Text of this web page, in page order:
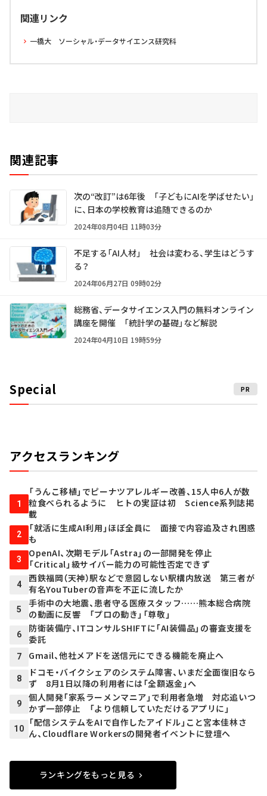
関連リンク
一橋大 ソーシャル・データサイエンス研究科
関連記事
次の“改訂”は6年後 「子どもにAIを学ばせたい」
に、日本の学校教育は追随できるのか
2024年08月04日 11時03分
不足する「AI人材」 社会は変わる、学生はどうす
る？
2024年06月27日 09時02分
総務省、データサイエンス入門の無料オンライン
講座を開催 「統計学の基礎」など解説
2024年04月10日 19時59分
Special PR
アクセスランキング
1
「うんこ移植」でピーナツアレルギー改善、15人中6人が数
粒食べられるように ヒトの実証は初 Science系列誌掲
載
2
「就活に生成AI利用」ほぼ全員に 面接で内容追及され困惑
も
3
OpenAI、次期モデル「Astra」の一部開発を停止
「Critical」級サイバー能力の可能性否定できず
4
西鉄福岡（天神）駅などで意図しない駅構内放送 第三者が
有名YouTuberの音声を不正に流したか
5
手術中の大地震、患者守る医療スタッフ……熊本総合病院
の動画に反響 「プロの動き」「尊敬」
6
防衛装備庁、ITコンサルSHIFTに「AI装備品」の審査支援を
委託
7 Gmail、他社メアドを送信元にできる機能を廃止へ
8
ドコモ・バイクシェアのシステム障害、いまだ全面復旧なら
ず 8月1日以降の利用者には「全額返金」へ
9
個人開発「家系ラーメンマニア」で利用者急増 対応追いつ
かず一部停止 「より信頼していただけるアプリに」
10
「配信システムをAIで自作したアイドル」こと宮本佳林さ
ん、Cloudflare Workersの開発者イベントに登壇へ
ランキングをもっと見る